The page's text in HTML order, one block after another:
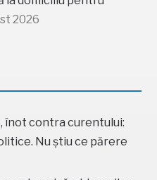
2026
înot contra curentului:
Nu știu ce părere